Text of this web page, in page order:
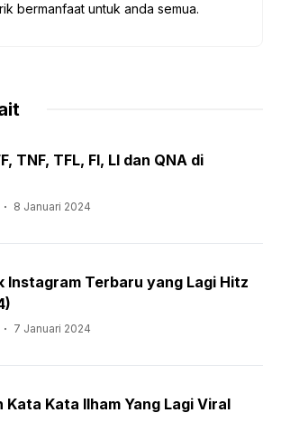
bermanfaat untuk anda semua.
TNF, TFL, FI, LI dan QNA di
8 Januari 2024
Instagram Terbaru yang Lagi Hitz
7 Januari 2024
Kata Kata Ilham Yang Lagi Viral